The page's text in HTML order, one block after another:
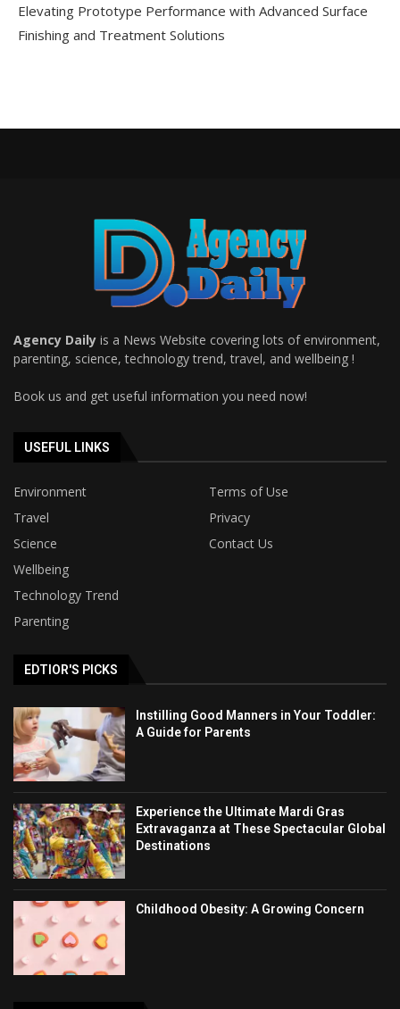
Elevating Prototype Performance with Advanced Surface
Finishing and Treatment Solutions
Agency Daily is a News Website covering lots of environment,
parenting, science, technology trend, travel, and wellbeing !
Book us and get useful information you need now!
USEFUL LINKS
Environment
Terms of Use
Travel
Privacy
Science
Contact Us
Wellbeing
Technology Trend
Parenting
EDTIOR'S PICKS
Instilling Good Manners in Your Toddler:
A Guide for Parents
Experience the Ultimate Mardi Gras
Extravaganza at These Spectacular Global
Destinations
Childhood Obesity: A Growing Concern